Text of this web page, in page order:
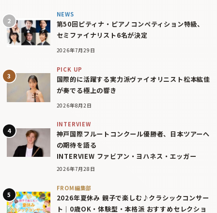
NEWS
第50回ピティナ・ピアノコンペティション特級、
セミファイナリスト6名が決定
2026年7月29日
PICK UP
国際的に活躍する実力派ヴァイオリニスト松本紘佳
が奏でる極上の響き
2026年8月2日
INTERVIEW
神戸国際フルートコンクール優勝者、日本ツアーへ
の期待を語る
INTERVIEW ファビアン・ヨハネス・エッガー
2026年7月28日
FROM編集部
2026年夏休み 親子で楽しむ♪クラシックコンサー
ト｜0歳OK・体験型・本格派 おすすめセレクショ